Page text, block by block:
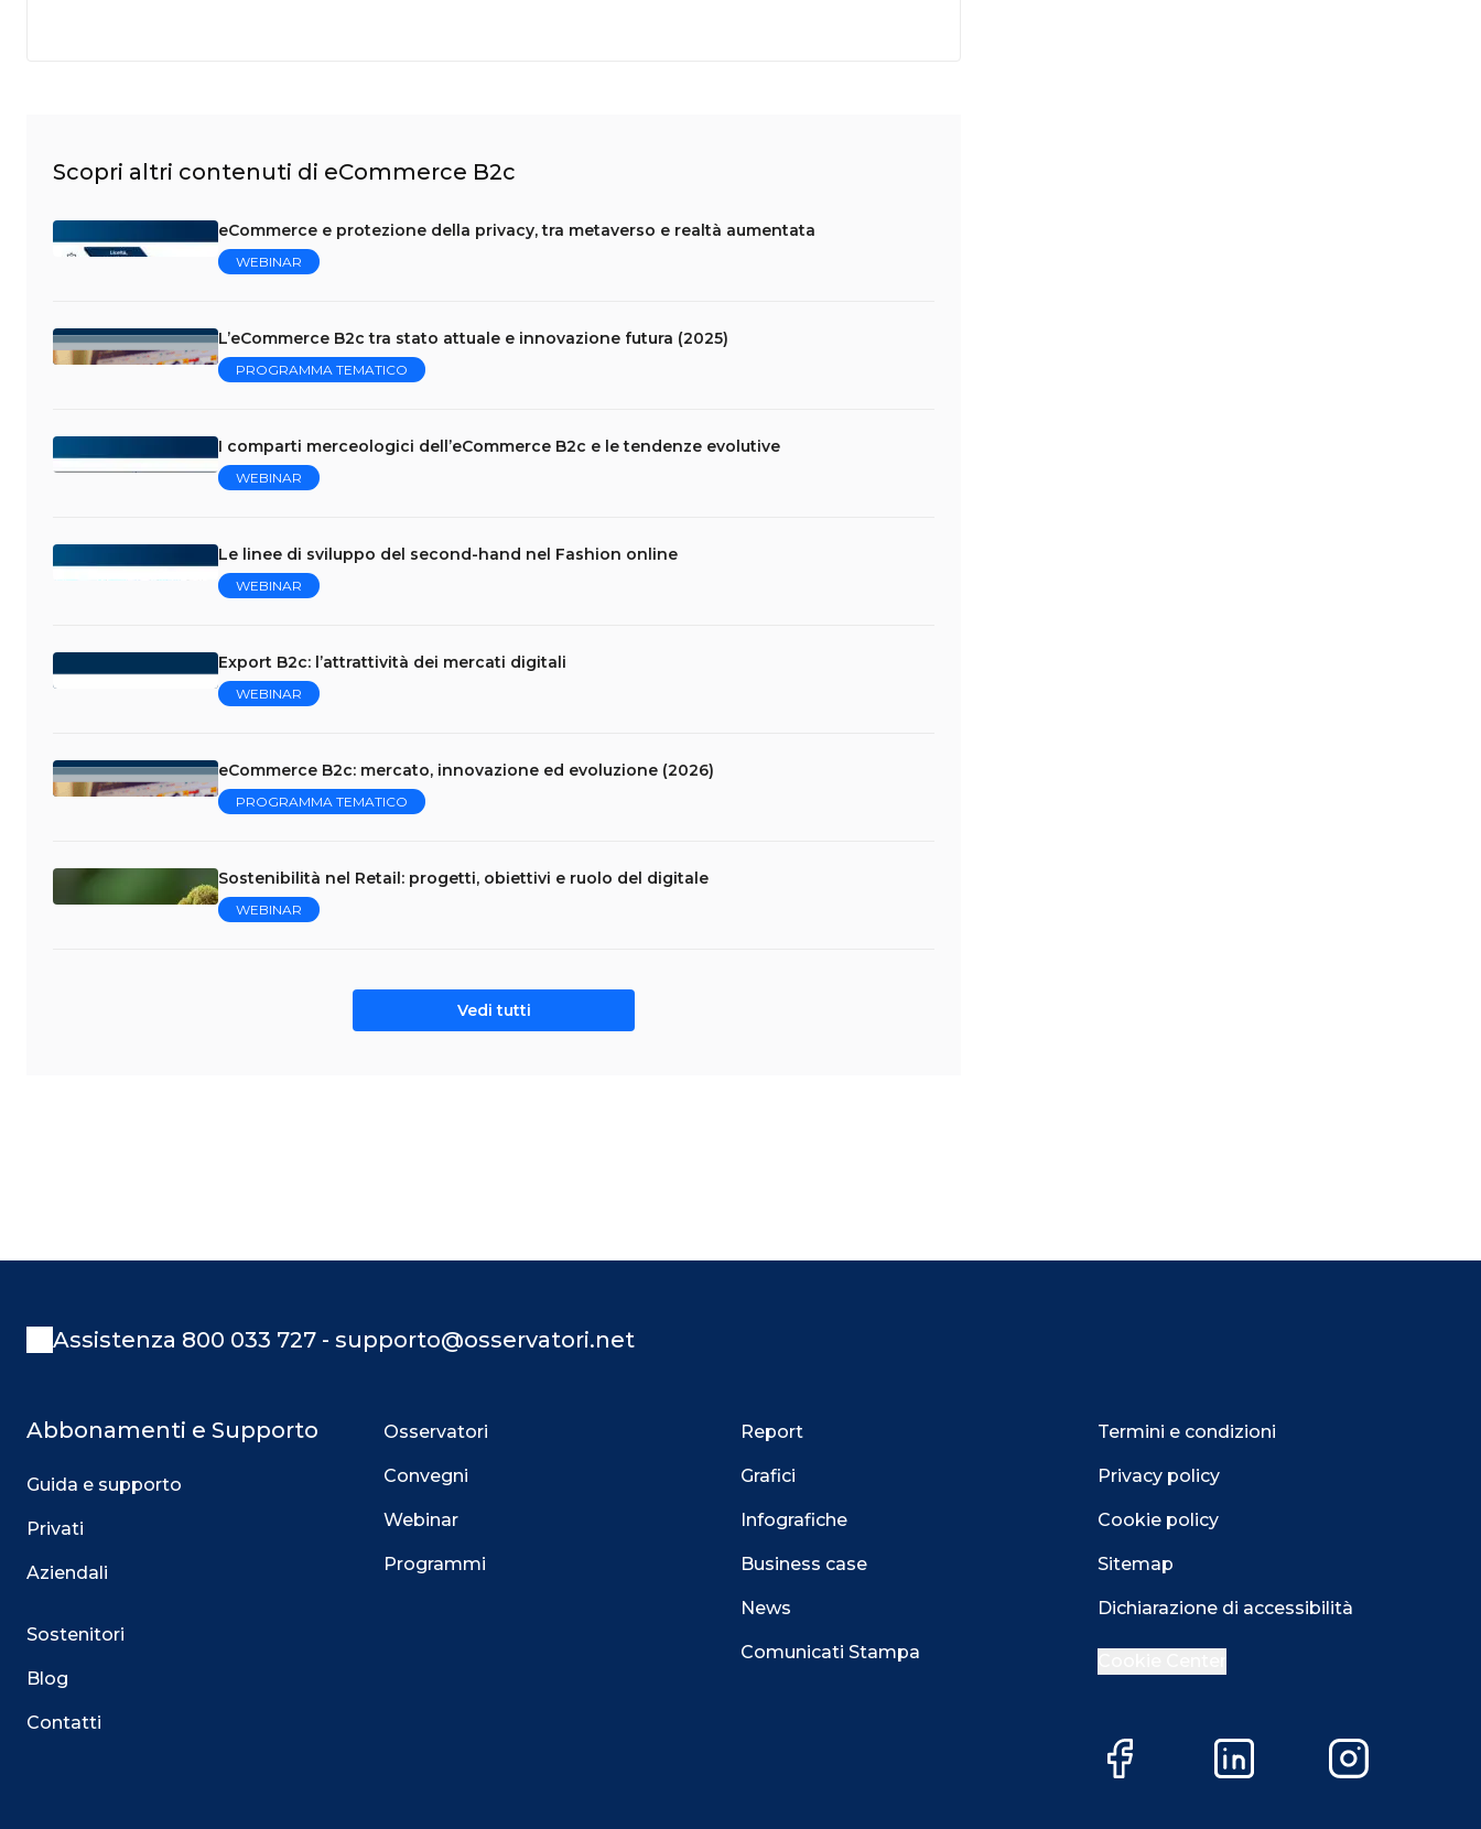
Scopri altri contenuti di eCommerce B2c
eCommerce e protezione della privacy, tra metaverso e realtà aumentata
WEBINAR
L’eCommerce B2c tra stato attuale e innovazione futura (2025)
PROGRAMMA TEMATICO
I comparti merceologici dell’eCommerce B2c e le tendenze evolutive
WEBINAR
Le linee di sviluppo del second-hand nel Fashion online
WEBINAR
Export B2c: l’attrattività dei mercati digitali
WEBINAR
eCommerce B2c: mercato, innovazione ed evoluzione (2026)
PROGRAMMA TEMATICO
Sostenibilità nel Retail: progetti, obiettivi e ruolo del digitale
WEBINAR
Vedi tutti
Assistenza 800 033 727 - supporto@osservatori.net
Abbonamenti e Supporto
Guida e supporto
Privati
Aziendali
Sostenitori
Blog
Contatti
Osservatori
Convegni
Webinar
Programmi
Report
Grafici
Infografiche
Business case
News
Comunicati Stampa
Termini e condizioni
Privacy policy
Cookie policy
Sitemap
Dichiarazione di accessibilità
Facebook LinkedIn Instagram